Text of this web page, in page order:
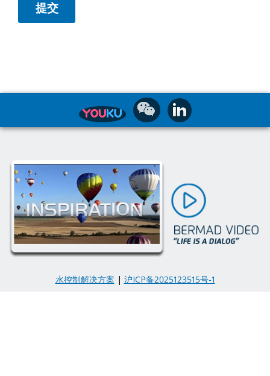
水控制解决方案 | 沪ICP备2025123515号-1